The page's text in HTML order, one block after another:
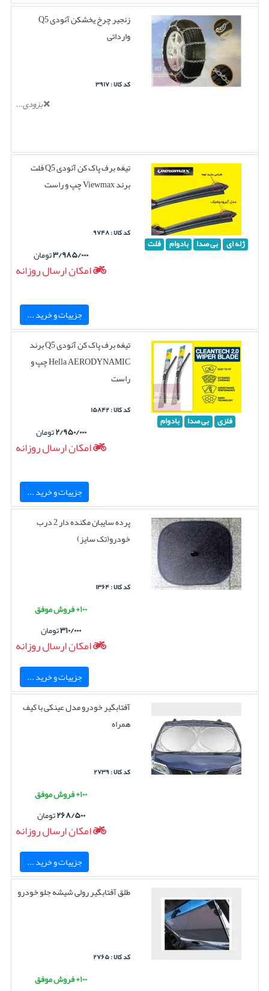
زنجیر چرخ یخشکن آئودی Q5
وارداتی
کد کالا : ۳۹۱۷
بزودی...
ژله ای بی صدا بادوام فلت
تیغه برف پاک کن آئودی Q5 فلت
برند Viewmax چپ و راست
کد کالا : ۹۷۴۸
۳/۹۸۵/۰۰۰تومان
امکان ارسال روزانه
جزییات و خرید ...
فلزی بی صدا بادوام
تیغه برف پاک کن آئودی Q5 برند
Hella AERODYNAMIC چپ و
راست
کد کالا : ۱۵۸۴۲
۲/۹۵۰/۰۰۰تومان
امکان ارسال روزانه
جزییات و خرید ...
پرده سایبان مکنده دار 2 درب
خودرو(تک سایز)
کد کالا : ۱۳۶۴
۱۰۰+ فروش موفق
۳۱۰/۰۰۰تومان
امکان ارسال روزانه
جزییات و خرید ...
آفتابگیر خودرو مدل عینکی با کیف
همراه
کد کالا : ۲۷۳۹
۱۰۰+ فروش موفق
۲۶۸/۵۰۰تومان
امکان ارسال روزانه
جزییات و خرید ...
طلق آفتابگیر رولی شیشه جلو خودرو
کد کالا : ۲۷۶۵
۱۰۰+ فروش موفق